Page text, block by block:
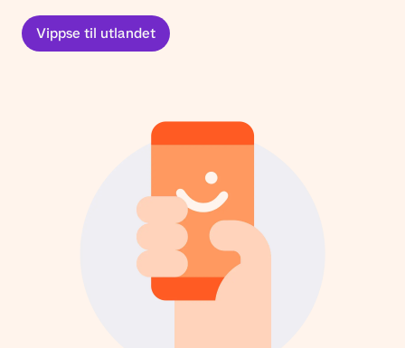
Vippse til utlandet